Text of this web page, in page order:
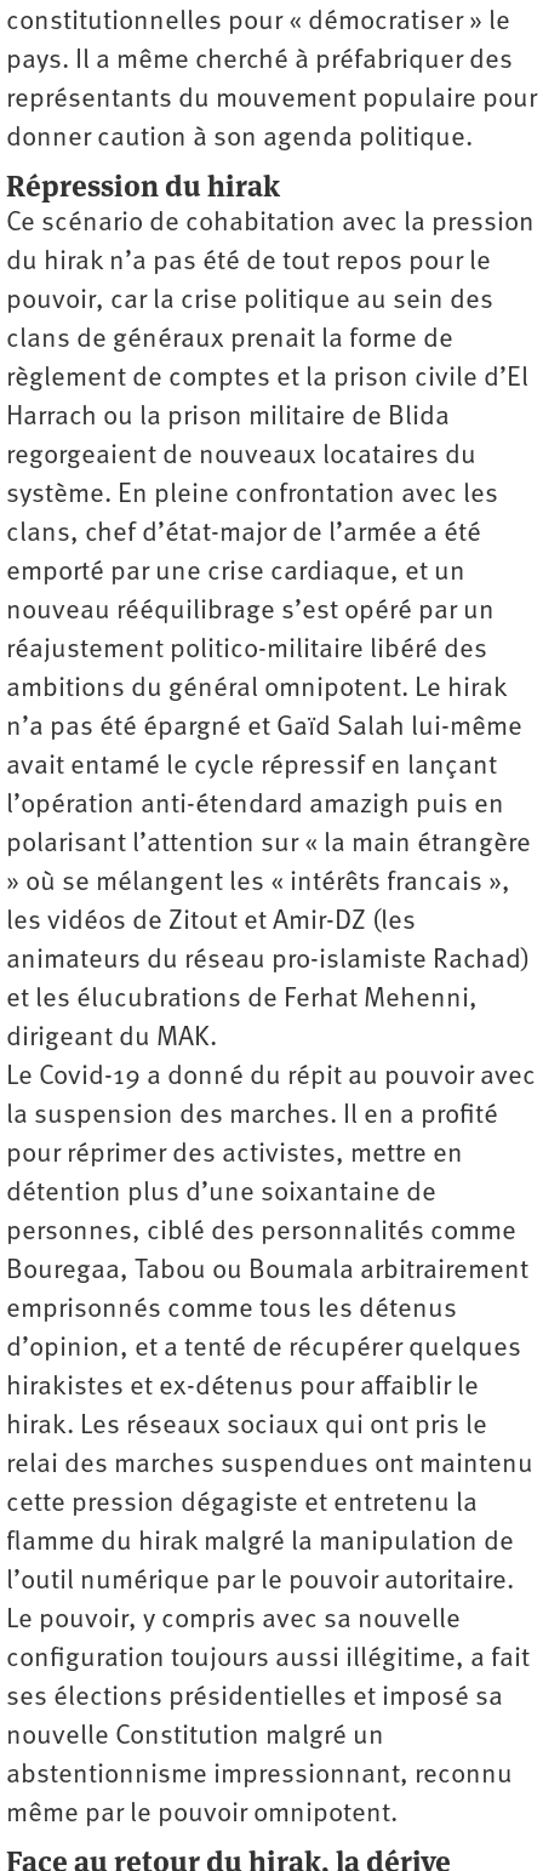
constitutionnelles pour « démocratiser » le
pays. Il a même cherché à préfabriquer des
représentants du mouvement populaire pour
donner caution à son agenda politique.
Répression du hirak
Ce scénario de cohabitation avec la pression
du hirak n’a pas été de tout repos pour le
pouvoir, car la crise politique au sein des
clans de généraux prenait la forme de
règlement de comptes et la prison civile d’El
Harrach ou la prison militaire de Blida
regorgeaient de nouveaux locataires du
système. En pleine confrontation avec les
clans, chef d’état-major de l’armée a été
emporté par une crise cardiaque, et un
nouveau rééquilibrage s’est opéré par un
réajustement politico-­militaire libéré des
ambitions du général omnipotent. Le hirak
n’a pas été épargné et Gaïd Salah lui-même
avait entamé le cycle répressif en lançant
l’opération anti-étendard amazigh puis en
polarisant l’attention sur « la main étrangère
» où se mélangent les « intérêts francais »,
les vidéos de Zitout et Amir-DZ (les
animateurs du réseau pro-islamiste Rachad)
et les élucubrations de Ferhat Mehenni,
dirigeant du MAK.
Le Covid-19 a donné du répit au pouvoir avec
la suspension des marches. Il en a profité
pour réprimer des activistes, mettre en
détention plus d’une soixantaine de
personnes, ciblé des personnalités comme
Bouregaa, Tabou ou Boumala arbitrairement
emprisonnés comme tous les détenus
d’opinion, et a tenté de récupérer quelques
hirakistes et ex-détenus pour affaiblir le
hirak. Les réseaux sociaux qui ont pris le
relai des marches suspendues ont maintenu
cette pression dégagiste et entretenu la
flamme du hirak malgré la manipulation de
l’outil numérique par le pouvoir autoritaire.
Le pouvoir, y compris avec sa nouvelle
configuration toujours aussi illégitime, a fait
ses élections présidentielles et imposé sa
nouvelle Constitution malgré un
abstentionnisme impressionnant, reconnu
même par le pouvoir omnipotent.
Face au retour du hirak, la dérive